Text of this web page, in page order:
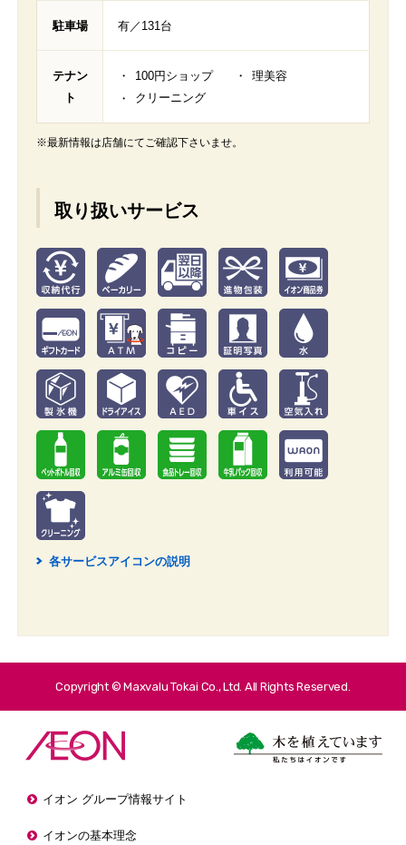
駐車場 有／131台
テナン
ト
100円ショップ
理美容
クリーニング
※最新情報は店舗にてご確認下さいませ。
取り扱いサービス
2 各サービスアイコンの説明
Copyright © Maxvalu Tokai Co., Ltd. All Rights Reserved.
イオン グループ情報サイト
イオンの基本理念